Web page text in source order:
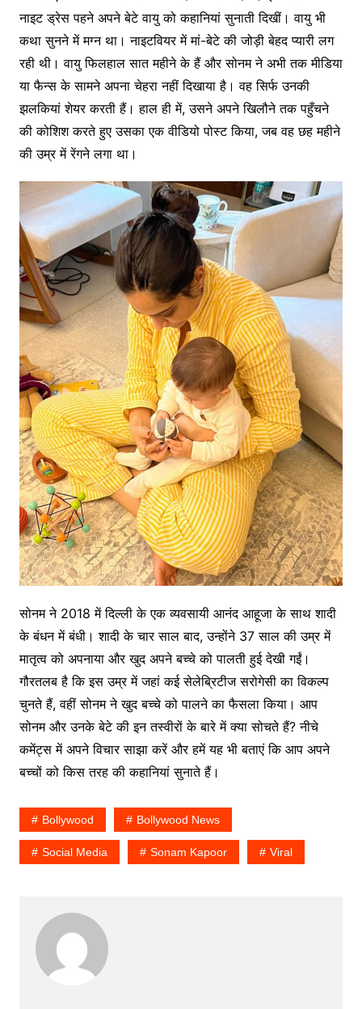
नाइट ड्रेस पहने अपने बेटे वायु को कहानियां सुनाती दिखीं। वायु भी
कथा सुनने में मग्न था। नाइटवियर में मां-बेटे की जोड़ी बेहद प्यारी लग
रही थी। वायु फिलहाल सात महीने के हैं और सोनम ने अभी तक मीडिया
या फैन्स के सामने अपना चेहरा नहीं दिखाया है। वह सिर्फ उनकी
झलकियां शेयर करती हैं। हाल ही में, उसने अपने खिलौने तक पहुँचने
की कोशिश करते हुए उसका एक वीडियो पोस्ट किया, जब वह छह महीने
की उम्र में रेंगने लगा था।
सोनम ने 2018 में दिल्ली के एक व्यवसायी आनंद आहूजा के साथ शादी
के बंधन में बंधी। शादी के चार साल बाद, उन्होंने 37 साल की उम्र में
मातृत्व को अपनाया और खुद अपने बच्चे को पालती हुई देखी गईं।
गौरतलब है कि इस उम्र में जहां कई सेलेब्रिटीज सरोगेसी का विकल्प
चुनते हैं, वहीं सोनम ने खुद बच्चे को पालने का फैसला किया। आप
सोनम और उनके बेटे की इन तस्वीरों के बारे में क्या सोचते हैं? नीचे
कमेंट्स में अपने विचार साझा करें और हमें यह भी बताएं कि आप अपने
बच्चों को किस तरह की कहानियां सुनाते हैं।
Bollywood Bollywood News
Social Media Sonam Kapoor Viral